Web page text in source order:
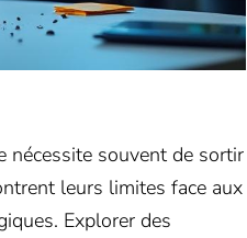
nécessite souvent de sortir
leurs limites face aux
Explorer des